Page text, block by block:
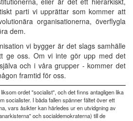
parti vi upprättar som kommer att
organisationerna, överflygla
dem.
vi bygger är det slags samhälle
ge oss. Om vi inte gör upp med det
och i våra grupper - kommer det
framtid för oss.
ordet "socialist", och det finns antagligen lika
socialister. I båda fallen spänner fältet över ett
vars åsikter kan härledes ur en utvidgning av
och socialdemokraterna) till de